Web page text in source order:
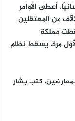
أعطى الأوامر
من المعتقلين
مملكة
دمشق لأكثر من 50 عامًا. ولأول مرة، يسقط نظام
كتب بشار